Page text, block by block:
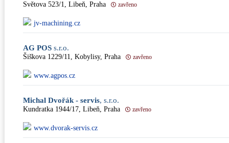
Světova 523/1, Libeň, Praha zavřeno
jv-machining.cz
AG POS s.r.o.
Šiškova 1229/11, Kobylisy, Praha zavřeno
www.agpos.cz
Michal Dvořák - servis, s.r.o.
Kundratka 1944/17, Libeň, Praha zavřeno
www.dvorak-servis.cz